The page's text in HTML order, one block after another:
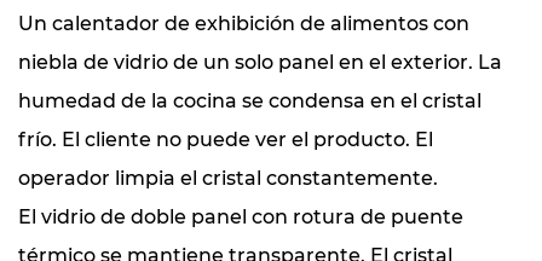
Un calentador de exhibición de alimentos con
niebla de vidrio de un solo panel en el exterior. La
humedad de la cocina se condensa en el cristal
frío. El cliente no puede ver el producto. El
operador limpia el cristal constantemente.
El vidrio de doble panel con rotura de puente
térmico se mantiene transparente. El cristal